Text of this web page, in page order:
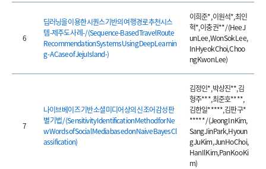
6
딥러닝을 이용한 시퀀스 기반의 여행경로 추천시스
템 -제주도 사례- / (Sequence-Based Travel Route
Recommendation Systems Using Deep Learnin
g - A Case of Jeju Island -)
이희준*, 이원석*, 최인
혁*, 이충권** / (Hee J
un Lee, Won Sok Lee,
In Hyeok Choi, Choo
ng Kwon Lee)
7
나이브 베이즈 기반 소셜 미디어 상의 신조어 감성 판
별 기법 / (Sensitivity Identification Method for Ne
w Words of Social Media based on Naive Bayes Cl
assification)
김정인*, 박상진**, 김
형주***, 최준호****,
김한일*****, 김판구*
***** / (Jeong In Kim,
Sang Jin Park, Hyoun
g Ju Kim, Jun Ho Choi,
Han Il Kim, Pan Koo Ki
m)